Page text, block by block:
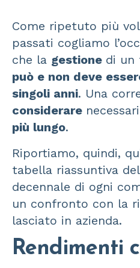
Come ripetuto più
passati cogliamo
che la gestione di un
può e non deve
singoli anni. Una
considerare
più lungo.
Riportiamo, quindi,
tabella riassuntiva
decennale di ogni
un confronto con la
lasciato in azienda.
Rendimenti